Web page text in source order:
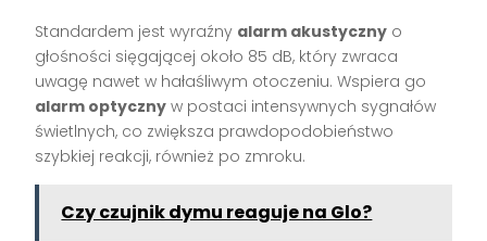
Standardem jest wyraźny alarm akustyczny o
głośności sięgającej około 85 dB, który zwraca
uwagę nawet w hałaśliwym otoczeniu. Wspiera go
alarm optyczny w postaci intensywnych sygnałów
świetlnych, co zwiększa prawdopodobieństwo
szybkiej reakcji, również po zmroku.
Czy czujnik dymu reaguje na Glo?